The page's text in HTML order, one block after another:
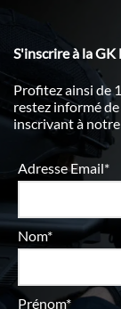
S'inscrire à la GK
Profitez ainsi de
restez informé
inscrivant à
Adresse Email*
Nom*
Prénom*